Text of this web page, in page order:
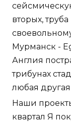
вторых,
Мурманск -
Англия
трибунах
любая другая
Наши
квартал Я